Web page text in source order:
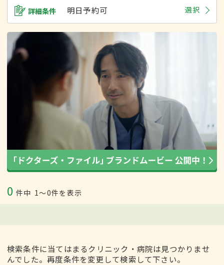
詳細条件 明日予約可 選択
0 件中 1〜0件を表示
検索条件に当てはまるクリニック・病院は見つかりませ
んでした。再度条件を変更して検索して下さい。